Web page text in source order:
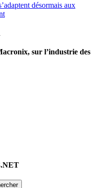
désormais aux
sur l’industrie des